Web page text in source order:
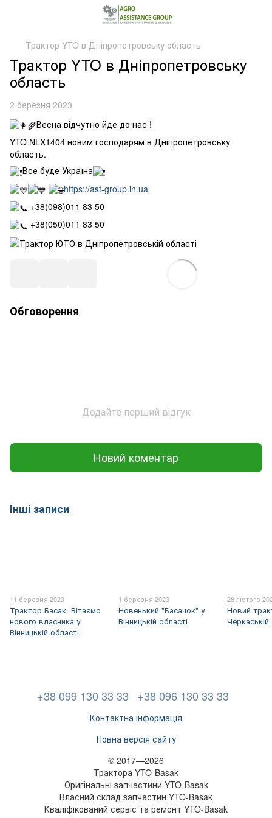
Трактор YTO в Дніпропетровську область
Трактор YTO в Дніпропетровську
область
2 березня 2023
Весна відчутно йде до нас !
YTO NLX1404 новим господарям в Дніпропетровську
область.
Все буде Україна
https://ast-group.in.ua
+38(098)011 83 50
+38(050)011 83 50
Обговорення
Додайте перший відгук
Новий коментар
Інші записи
11 березня 2023
Трактор Басак. Вітаємо
нового власника у
Вінницькій області
1 березня 2023
Новенький "Басачок" у
Вінницькій області
28 лютого
Новий
Черкаській
+38 099 130 33 33 +38 096 130 33 33
Контактна інформація
Повна версія сайту
© 2017—2026
Трактора YTO-Basak
Оригінальні запчастини YTO-Basak
Власний склад запчастин YTO-Basak
Кваліфікований сервіс та ремонт YTO-Basak